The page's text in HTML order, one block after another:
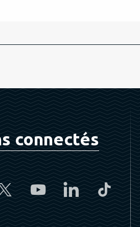
connectés